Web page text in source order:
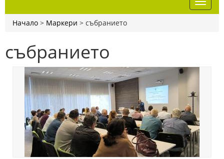
Начало > Маркери > събранието
събранието